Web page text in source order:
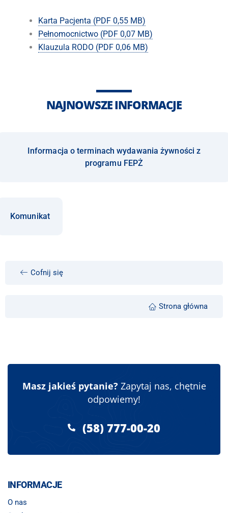
Karta Pacjenta (PDF 0,55 MB)
Pełnomocnictwo (PDF 0,07 MB)
Klauzula RODO (PDF 0,06 MB)
NAJNOWSZE INFORMACJE
Informacja o terminach wydawania żywności z
programu FEPŻ
Komunikat
Cofnij się
Strona główna
Masz jakieś pytanie?Zapytaj nas, chętnie
odpowiemy!
(58) 777-00-20
INFORMACJE
O nas